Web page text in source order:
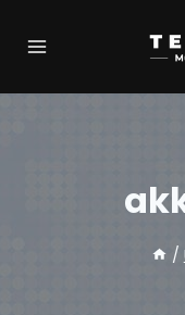
/